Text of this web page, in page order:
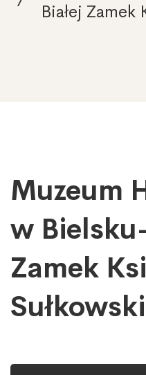
Białej Zamek
Muzeum
Historyczne
Bielsku–
Białej
Zamek
Książąt
Sułkowskich
Muzeum
w
Zamek